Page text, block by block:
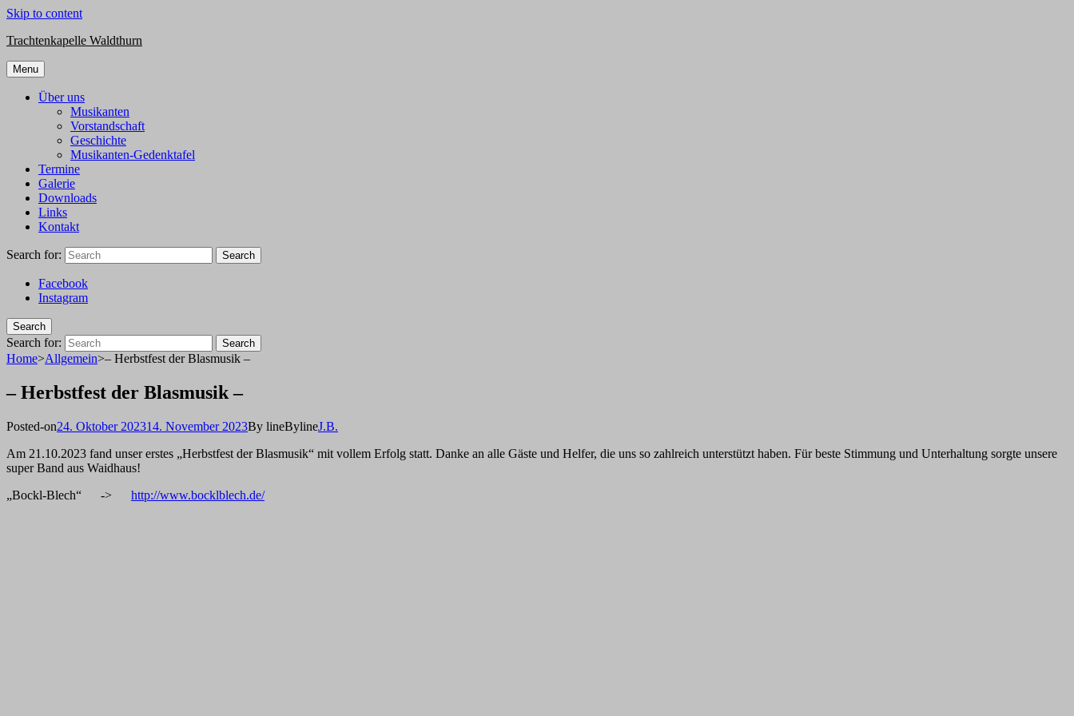
Skip to content
Trachtenkapelle Waldthurn
Menu
Über uns
Musikanten
Vorstandschaft
Geschichte
Musikanten-Gedenktafel
Termine
Galerie
Downloads
Links
Kontakt
Search for: Search
Facebook
Instagram
Search
Search for: Search
Home>Allgemein>– Herbstfest der Blasmusik –
– Herbstfest der Blasmusik –
Posted-on24. Oktober 202314. November 2023By lineBylineJ.B.
Am 21.10.2023 fand unser erstes „Herbstfest der Blasmusik“ mit vollem Erfolg statt. Danke an alle Gäste und Helfer, die uns so zahlreich unterstützt haben. Für beste Stimmung und Unterhaltung sorgte unsere
super Band aus Waidhaus!
„Bockl-Blech“ -> http://www.bocklblech.de/